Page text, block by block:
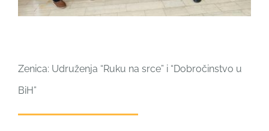
Zenica: Udruženja “Ruku na srce” i “Dobročinstvo u
BiH”